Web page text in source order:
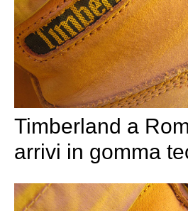
Timberland a
arrivi in gomma